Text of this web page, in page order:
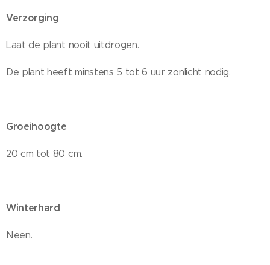
Verzorging
Laat de plant nooit uitdrogen.
De plant heeft minstens 5 tot 6 uur zonlicht nodig.
Groeihoogte
20 cm tot 80 cm.
Winterhard
Neen.